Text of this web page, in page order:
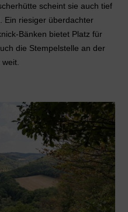
scheint sie auch tief
Ein riesiger überdachter
Bänken bietet Platz für
die Stempelstelle an der